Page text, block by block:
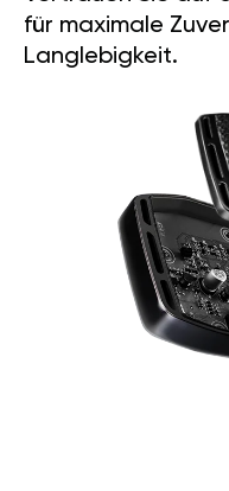
für maximale
Langlebigkeit.